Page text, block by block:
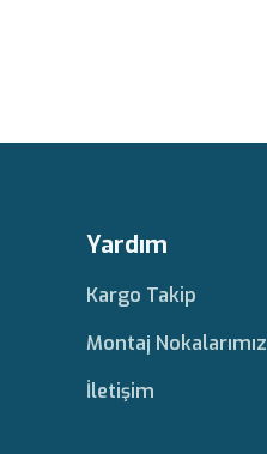
Yardım
Kargo Takip
Montaj Nokalarımız
İletişim